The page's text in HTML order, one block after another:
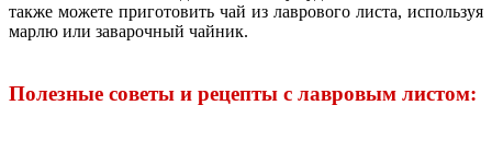
также можете приготовить чай из лаврового листа, используя
марлю или заварочный чайник.
Полезные советы и рецепты с лавровым листом: